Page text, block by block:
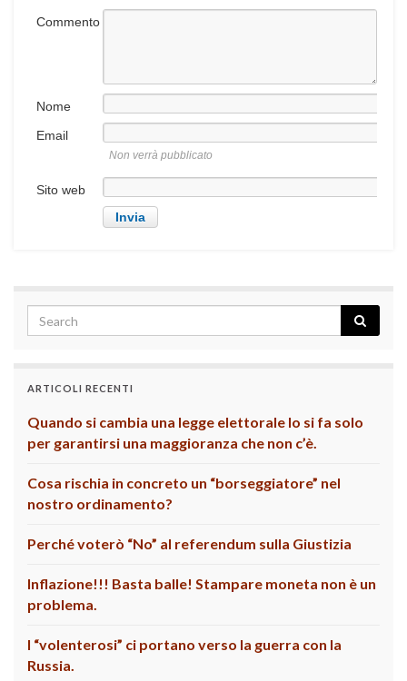
Commento
Nome
Email
Non verrà pubblicato
Sito web
ARTICOLI RECENTI
Quando si cambia una legge elettorale lo si fa solo
per garantirsi una maggioranza che non c’è.
Cosa rischia in concreto un “borseggiatore” nel
nostro ordinamento?
Perché voterò “No” al referendum sulla Giustizia
Inflazione!!! Basta balle! Stampare moneta non è un
problema.
I “volenterosi” ci portano verso la guerra con la
Russia.